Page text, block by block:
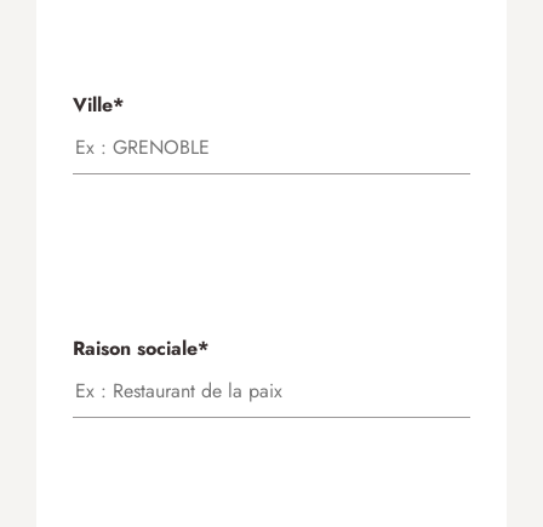
Ville*
Raison sociale*